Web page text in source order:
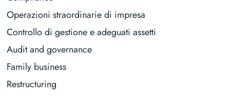
Operazioni straordinarie di impresa
Controllo di gestione e adeguati assetti
Audit and governance
Family business
Restructuring